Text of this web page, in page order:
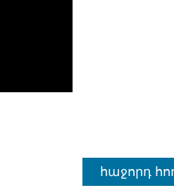
հաջորդ